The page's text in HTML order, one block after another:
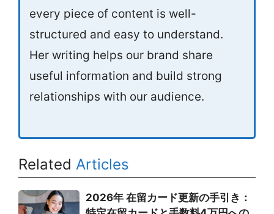
every piece of content is well-
structured and easy to understand.
Her writing helps our brand share
useful information and build strong
relationships with our audience.
Related Articles
2026年 在留カード更新の手引き：